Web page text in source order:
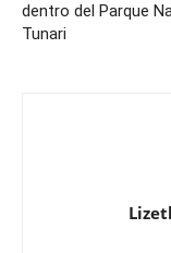
dentro del Parque
Tunari